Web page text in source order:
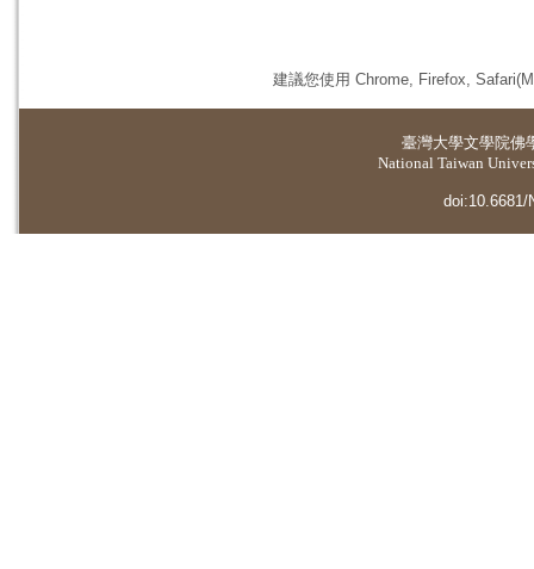
建議您使用 Chrome, Firefox,
臺灣大學文學院佛
National Taiwan
doi:10.6681/